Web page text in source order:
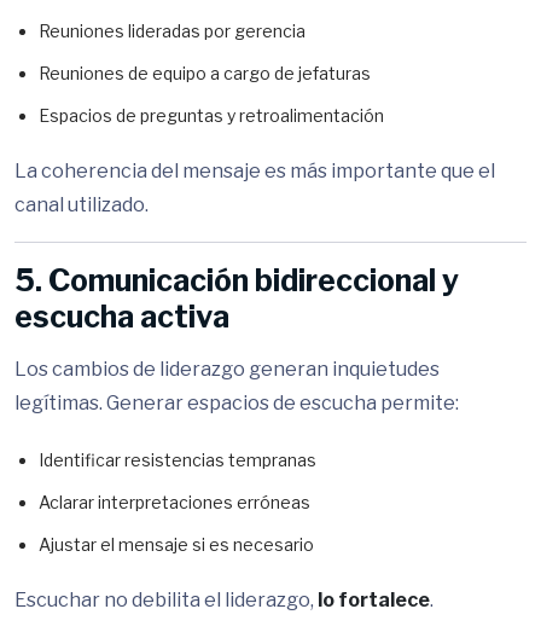
Reuniones lideradas por gerencia
Reuniones de equipo a cargo de jefaturas
Espacios de preguntas y retroalimentación
La coherencia del mensaje es más importante que el
canal utilizado.
5. Comunicación bidireccional y
escucha activa
Los cambios de liderazgo generan inquietudes
legítimas. Generar espacios de escucha permite:
Identificar resistencias tempranas
Aclarar interpretaciones erróneas
Ajustar el mensaje si es necesario
Escuchar no debilita el liderazgo, lo fortalece.